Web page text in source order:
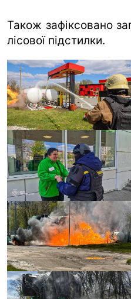
Також зафіксовано
лісової підстилки.